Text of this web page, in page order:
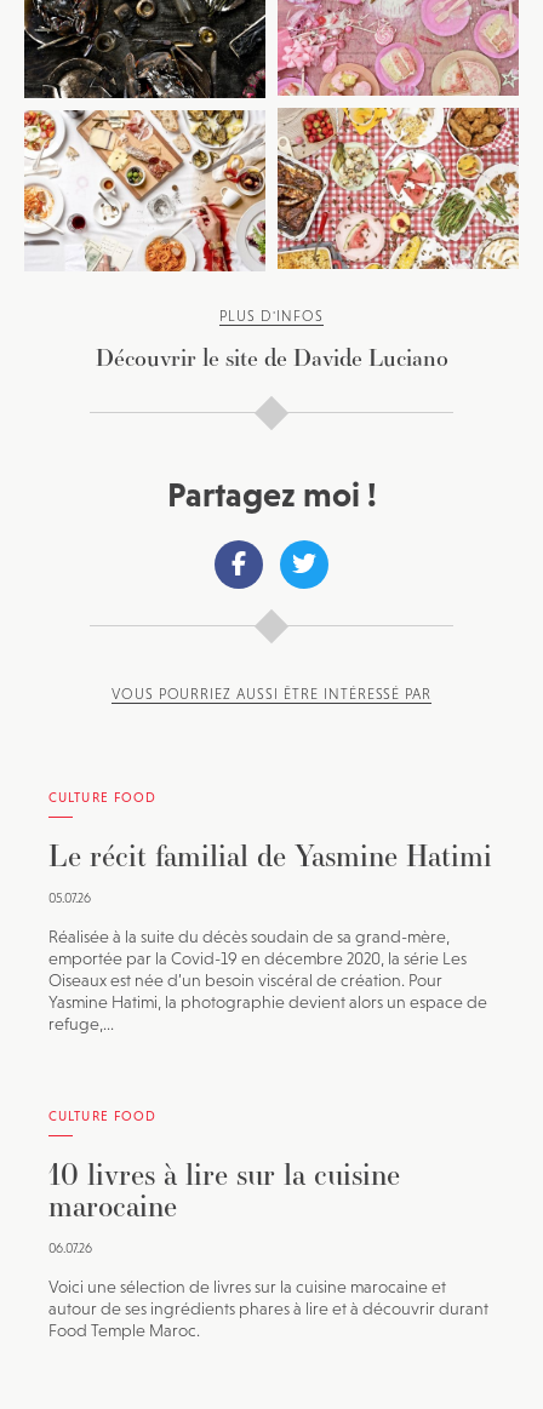
PLUS D'INFOS
Découvrir le site de Davide Luciano
Partagez moi !
VOUS POURRIEZ AUSSI ÊTRE INTÉRESSÉ PAR
CULTURE FOOD
Le récit familial de Yasmine Hatimi
05.07.26
Réalisée à la suite du décès soudain de sa grand-mère,
emportée par la Covid-19 en décembre 2020, la série Les
Oiseaux est née d’un besoin viscéral de création. Pour
Yasmine Hatimi, la photographie devient alors un espace de
refuge,...
CULTURE FOOD
10 livres à lire sur la cuisine
marocaine
06.07.26
Voici une sélection de livres sur la cuisine marocaine et
autour de ses ingrédients phares à lire et à découvrir durant
Food Temple Maroc.
JE M'INSCRIS À LA NEWSLETTER
Pour recevoir toutes les deux semaines notre lettre
d’info avec une sélection d’articles …